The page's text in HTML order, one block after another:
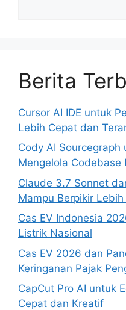
Berita
Cursor AI IDE untuk
Lebih Cepat dan
Cody AI
Mengelola Codebase
Claude 3.7 Sonnet
Mampu Berpikir Lebih
Cas EV Indonesia
Listrik Nasional
Cas EV 2026 dan
Keringanan Pajak
CapCut Pro AI untuk
Cepat dan Kreatif